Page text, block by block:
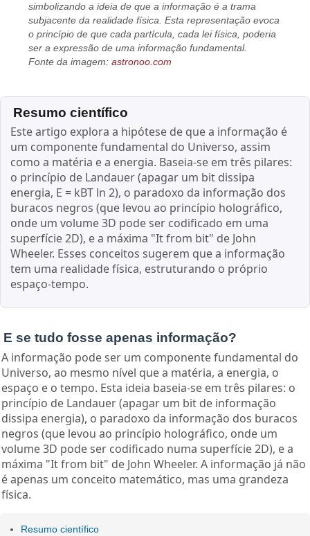
simbolizando a ideia de que a informação é a trama
subjacente da realidade física. Esta representação evoca
o princípio de que cada partícula, cada lei física, poderia
ser a expressão de uma informação fundamental.
Fonte da imagem:astronoo.com
Resumo científico
Este artigo explora a hipótese de que a informação é
um componente fundamental do Universo, assim
como a matéria e a energia. Baseia-se em três pilares:
o princípio de Landauer (apagar um bit dissipa
energia, E = kBT ln 2), o paradoxo da informação dos
buracos negros (que levou ao princípio holográfico,
onde um volume 3D pode ser codificado em uma
superfície 2D), e a máxima "It from bit" de John
Wheeler. Esses conceitos sugerem que a informação
tem uma realidade física, estruturando o próprio
espaço-tempo.
E se tudo fosse apenas informação?
A informação pode ser um componente fundamental do
Universo, ao mesmo nível que a matéria, a energia, o
espaço e o tempo. Esta ideia baseia-se em três pilares: o
princípio de Landauer (apagar um bit de informação
dissipa energia), o paradoxo da informação dos buracos
negros (que levou ao princípio holográfico, onde um
volume 3D pode ser codificado numa superfície 2D), e a
máxima "It from bit" de John Wheeler. A informação já não
é apenas um conceito matemático, mas uma grandeza
física.
Resumo científico